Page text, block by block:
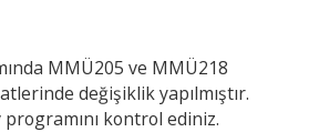
MMÜ205 ve MMÜ218
değişiklik yapılmıştır.
kontrol ediniz.